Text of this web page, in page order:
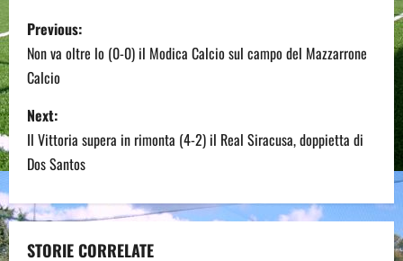
P
o
s
t
n
a
v
Previous:
Non va oltre lo (0-0) il Modica Calcio sul campo del Mazzarrone
Calcio
Next:
Il Vittoria supera in rimonta (4-2) il Real Siracusa, doppietta di
Dos Santos
STORIE CORRELATE